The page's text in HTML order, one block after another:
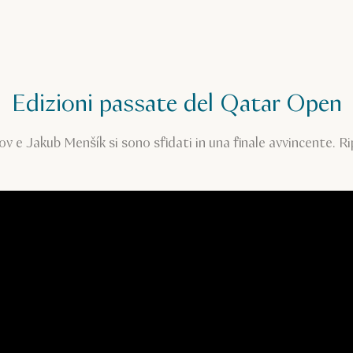
Edizioni passate del Qatar Open
e Jakub Menšík si sono sfidati in una finale avvincente.